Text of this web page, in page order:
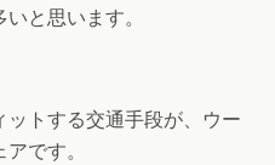
と思います。
トする交通手段が、ウー
です。